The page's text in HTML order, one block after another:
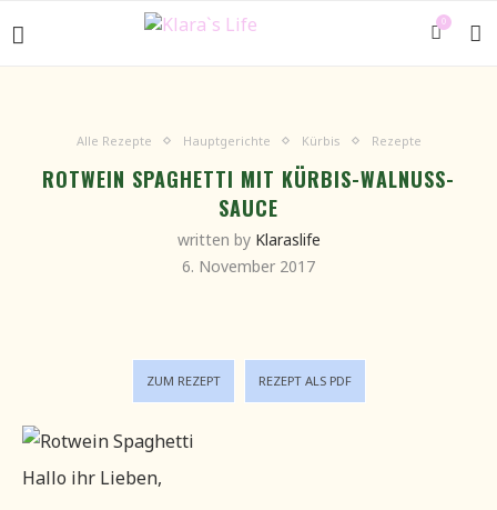
0
Alle Rezepte Hauptgerichte Kürbis Rezepte
ROTWEIN SPAGHETTI MIT KÜRBIS-WALNUSS-
SAUCE
written by Klaraslife
6. November 2017
ZUM REZEPT REZEPT ALS PDF
Hallo ihr Lieben,